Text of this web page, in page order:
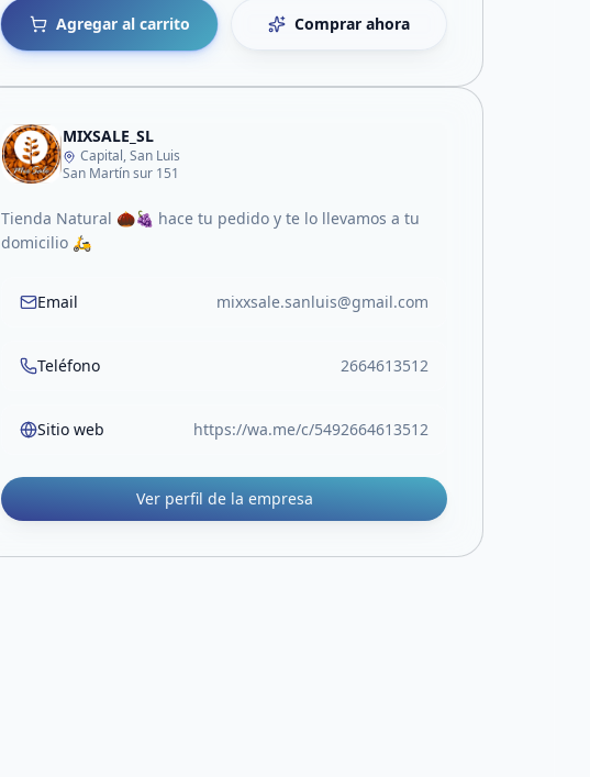
Agregar al carrito Comprar ahora
MIXSALE_SL
Capital, San Luis
San Martín sur 151
Tienda Natural 🌰🍇 hace tu pedido y te lo llevamos a tu
domicilio 🛵
Email mixxsale.sanluis@gmail.com
Teléfono 2664613512
Sitio web https://wa.me/c/5492664613512
Ver perfil de la empresa